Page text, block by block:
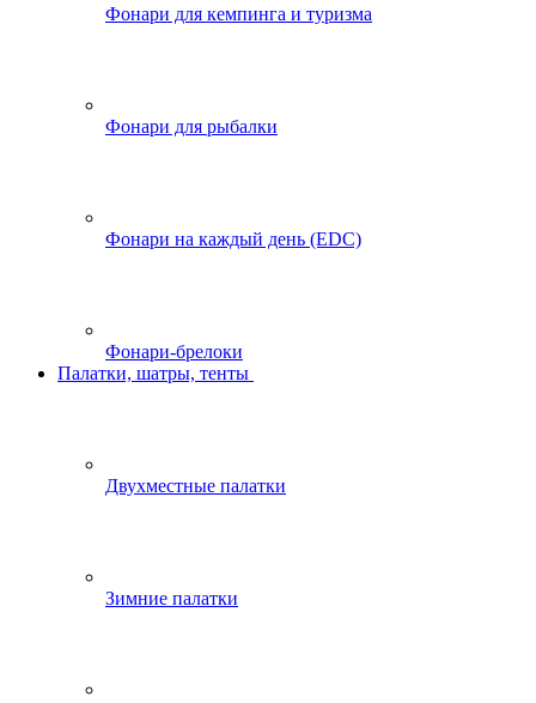
Фонари для кемпинга и туризма
Фонари для рыбалки
Фонари на каждый день (EDC)
Фонари-брелоки
Палатки, шатры, тенты
Двухместные палатки
Зимние палатки